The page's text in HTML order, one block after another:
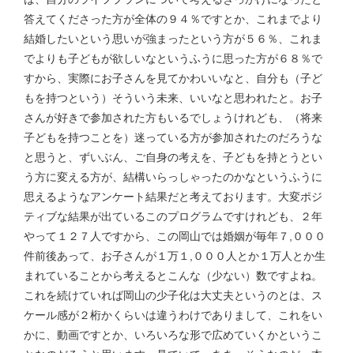
答えてくださった方が全体の９４％ですとか、これまでより
結婚したいという思いが強まったという方が５６％、これま
でよりも子どもが欲しいなというふうに思った方が６８％で
すから、実際にお子さんを見てかわいいなと、自分も（子ど
もを持つという）そういう未来、いいなと思われたと。お子
さんが好きで参加された方もいるでしょうけれども、（将来
子どもを持つことを）迷っている方が参加されたのだろうな
と思うと、ずいぶん、ご自身の考えを、子どもを持とうとい
う方に変える方が、結構いらっしゃったのかなというふうに
思えるようなアンケート結果だと考えております。大変ポジ
ティブな結果が出ているこのプログラムですけれども、２年
やって１２７人ですから、この岡山では婚姻が毎年７,０００
件前後あって、お子さんが１万１,０００人とか１万人とか生
まれていることから考えるとこんな（少ない）数ですよね。
これを続けていれば岡山の少子化は大丈夫というのとは、ス
ケール感が２桁かくらいは違うわけでありまして、これをい
かに、動画ですとか、いろいろな形で広めていくかというこ